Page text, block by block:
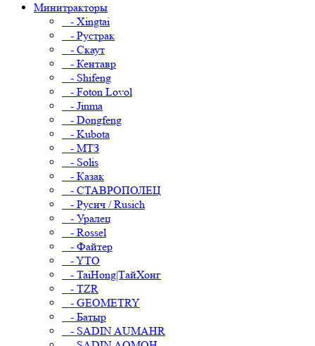
Минитракторы
- Xingtai
- Рустрак
- Скаут
- Кентавр
- Shifeng
- Foton Lovol
- Jinma
- Dongfeng
- Kubota
- МТЗ
- Solis
- Казак
- СТАВРОПОЛЕЦ
- Русич / Rusich
- Уралец
- Rossel
- Файтер
- YTO
- TaiHong|ТайХонг
- TZR
- GEOMETRY
- Батыр
- SADIN AUMAHR